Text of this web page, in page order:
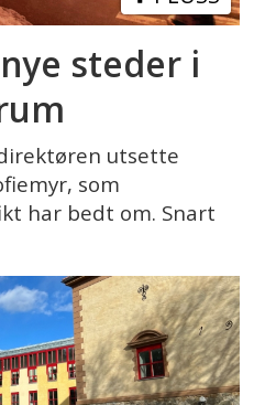
steder i
utsette
som
har bedt om. Snart